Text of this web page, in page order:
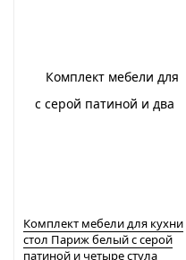
Комплект мебели для кухни
стол Париж белый с серой
патиной и четыре стула